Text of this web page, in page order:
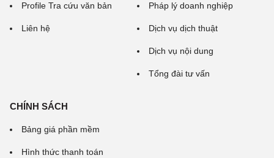
Profile Tra cứu văn bản
Liên hệ
Pháp lý doanh nghiệp
Dịch vụ dịch thuật
Dịch vụ nội dung
Tổng đài tư vấn
CHÍNH SÁCH
Bảng giá phần mềm
Hình thức thanh toán